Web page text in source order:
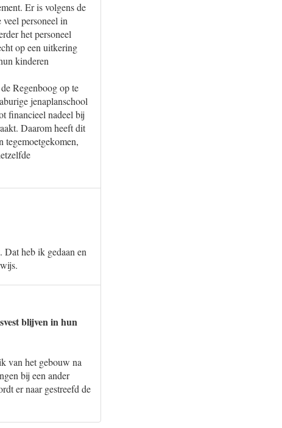
Er is volgens de
personeel in
het personeel
op een uitkering
kinderen
Regenboog op te
jenaplanschool
financieel nadeel bij
Daarom heeft dit
tegemoetgekomen,
heb ik gedaan en
blijven in hun
van het gebouw na
bij een ander
er naar gestreefd de